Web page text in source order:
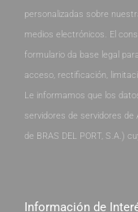
personalizadas sobre
medios electrónicos. El
formulario da base legal
acceso, rectificación,
Le informamos que los
servidores de servidores de
de BRAS DEL PORT, S.A.)
Información de